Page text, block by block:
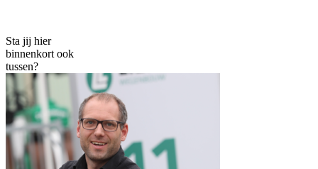
Sta jij hier
binnenkort ook
tussen?